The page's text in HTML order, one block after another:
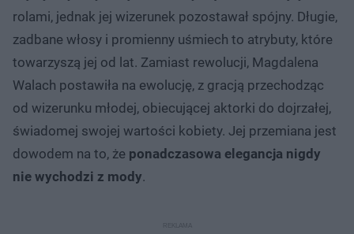
rolami, jednak jej wizerunek pozostawał spójny. Długie,
zadbane włosy i promienny uśmiech to atrybuty, które
towarzyszą jej od lat. Zamiast rewolucji, Magdalena
Walach postawiła na ewolucję, z gracją przechodząc
od wizerunku młodej, obiecującej aktorki do dojrzałej,
świadomej swojej wartości kobiety. Jej przemiana jest
dowodem na to, że ponadczasowa elegancja nigdy
nie wychodzi z mody.